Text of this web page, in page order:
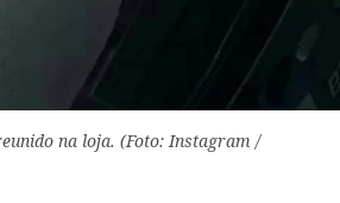
na loja. (Foto: Instagram /